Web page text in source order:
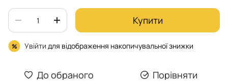
Купити
% Увійти для відображення накопичувальної знижки
До обраного Порівняти